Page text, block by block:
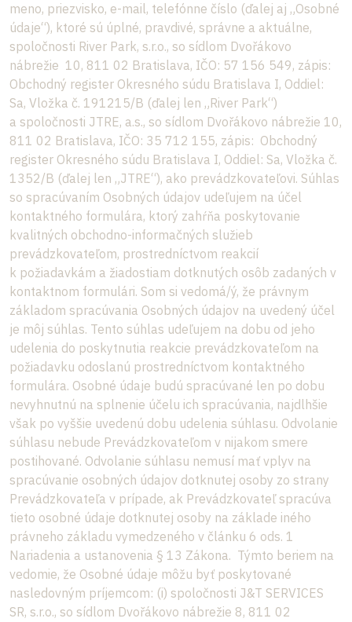
meno, priezvisko, e-mail, telefónne číslo (ďalej aj „Osobné
údaje“), ktoré sú úplné, pravdivé, správne a aktuálne,
spoločnosti River Park, s.r.o., so sídlom Dvořákovo
nábrežie 10, 811 02 Bratislava, IČO: 57 156 549, zápis:
Obchodný register Okresného súdu Bratislava I, Oddiel:
Sa, Vložka č. 191215/B (ďalej len „River Park“)
a spoločnosti JTRE, a.s., so sídlom Dvořákovo nábrežie 10,
811 02 Bratislava, IČO: 35 712 155, zápis: Obchodný
register Okresného súdu Bratislava I, Oddiel: Sa, Vložka č.
1352/B (ďalej len „JTRE“), ako prevádzkovateľovi. Súhlas
so spracúvaním Osobných údajov udeľujem na účel
kontaktného formulára, ktorý zahŕňa poskytovanie
kvalitných obchodno-informačných služieb
prevádzkovateľom, prostredníctvom reakcií
k požiadavkám a žiadostiam dotknutých osôb zadaných v
kontaktnom formulári. Som si vedomá/ý, že právnym
základom spracúvania Osobných údajov na uvedený účel
je môj súhlas. Tento súhlas udeľujem na dobu od jeho
udelenia do poskytnutia reakcie prevádzkovateľom na
požiadavku odoslanú prostredníctvom kontaktného
formulára. Osobné údaje budú spracúvané len po dobu
nevyhnutnú na splnenie účelu ich spracúvania, najdlhšie
však po vyššie uvedenú dobu udelenia súhlasu. Odvolanie
súhlasu nebude Prevádzkovateľom v nijakom smere
postihované. Odvolanie súhlasu nemusí mať vplyv na
spracúvanie osobných údajov dotknutej osoby zo strany
Prevádzkovateľa v prípade, ak Prevádzkovateľ spracúva
tieto osobné údaje dotknutej osoby na základe iného
právneho základu vymedzeného v článku 6 ods. 1
Nariadenia a ustanovenia § 13 Zákona. Týmto beriem na
vedomie, že Osobné údaje môžu byť poskytované
nasledovným príjemcom: (i) spoločnosti J&T SERVICES
SR, s.r.o., so sídlom Dvořákovo nábrežie 8, 811 02